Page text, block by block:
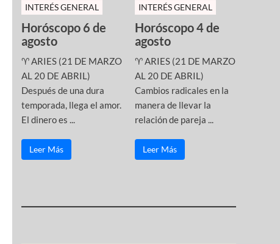
INTERÉS GENERAL
Horóscopo 6 de
agosto
♈ ARIES (21 DE MARZO
AL 20 DE ABRIL)
Después de una dura
temporada, llega el amor.
El dinero es ...
Leer Más
INTERÉS GENERAL
Horóscopo 4 de
agosto
♈ ARIES (21 DE MARZO
AL 20 DE ABRIL)
Cambios radicales en la
manera de llevar la
relación de pareja ...
Leer Más